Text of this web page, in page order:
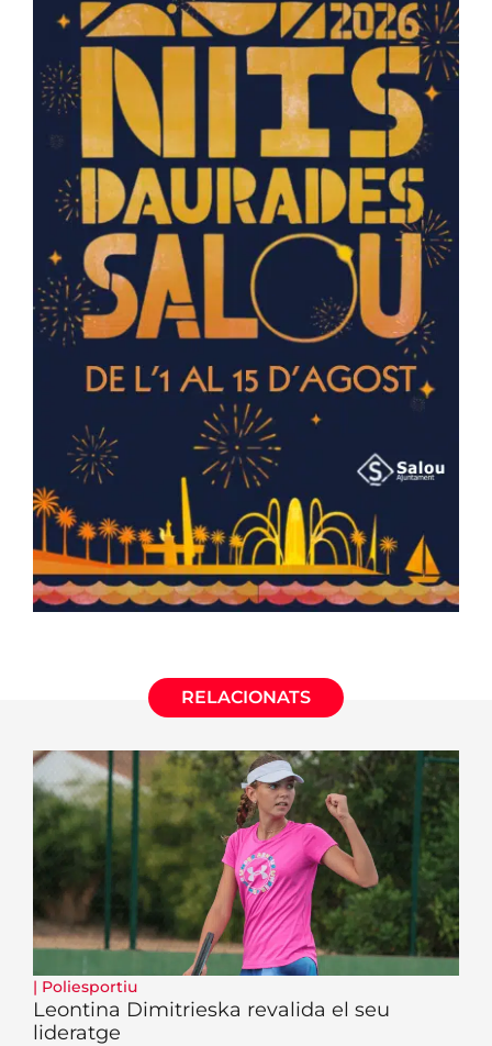
RELACIONATS
| Poliesportiu
Leontina Dimitrieska revalida el seu
lideratge